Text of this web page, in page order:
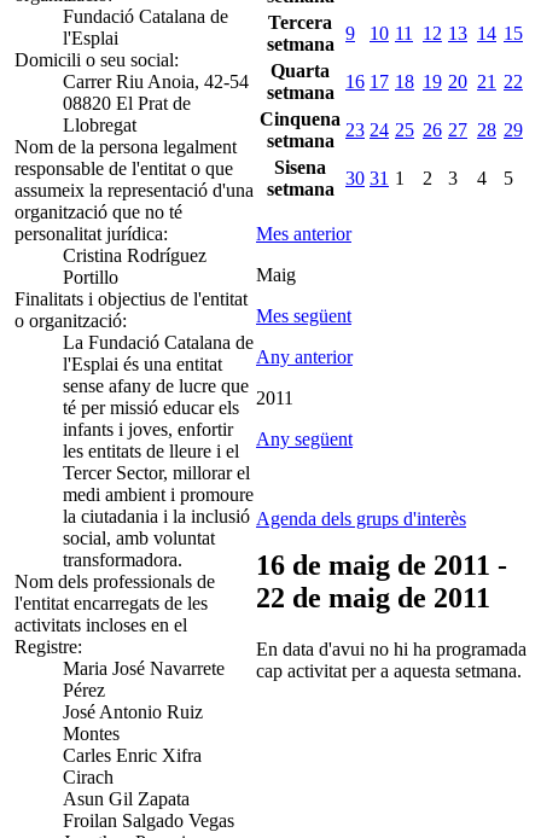
Fundació Catalana de
l'Esplai
Domicili o seu social:
Carrer Riu Anoia, 42-54
08820 El Prat de
Llobregat
Nom de la persona legalment
responsable de l'entitat o que
assumeix la representació d'una
organització que no té
personalitat jurídica:
Cristina Rodríguez
Portillo
Finalitats i objectius de l'entitat
o organització:
La Fundació Catalana de
l'Esplai és una entitat
sense afany de lucre que
té per missió educar els
infants i joves, enfortir
les entitats de lleure i el
Tercer Sector, millorar el
medi ambient i promoure
la ciutadania i la inclusió
social, amb voluntat
transformadora.
Nom dels professionals de
l'entitat encarregats de les
activitats incloses en el
Registre:
Maria José Navarrete
Pérez
José Antonio Ruiz
Montes
Carles Enric Xifra
Cirach
Asun Gil Zapata
Froilan Salgado Vegas
Tercera
setmana
9 10 11 12 13 14 15
Quarta
setmana
16 17 18 19 20 21 22
Cinquena
setmana
23 24 25 26 27 28 29
Sisena
setmana
30 31 1 2 3 4 5
Mes anterior
Maig
Mes següent
Any anterior
2011
Any següent
Agenda dels grups d'interès
16 de maig de 2011 -
22 de maig de 2011
En data d'avui no hi ha programada
cap activitat per a aquesta setmana.